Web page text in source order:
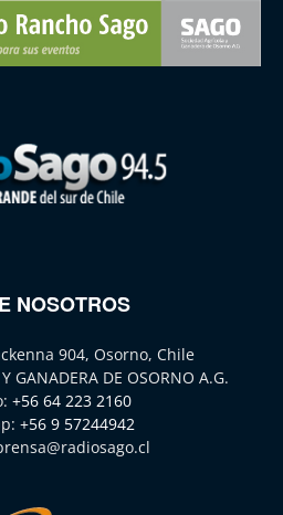
NOSOTROS
904, Osorno, Chile
GANADERA DE OSORNO A.G.
+56 64 223 2160
+56 9 57244942